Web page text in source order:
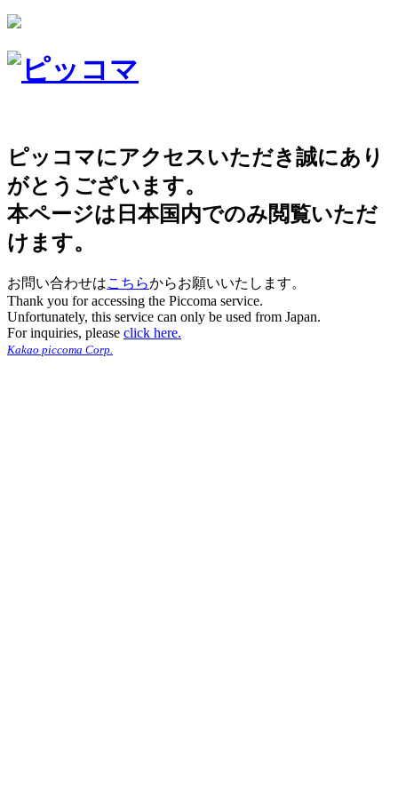
ピッコマにアクセスいただき誠にあり
がとうございます。
本ページは日本国内でのみ閲覧いただ
けます。
お問い合わせはこちらからお願いいたします。
Thank you for accessing the Piccoma service.
Unfortunately, this service can only be used from Japan.
For inquiries, please click here.
Kakao piccoma Corp.